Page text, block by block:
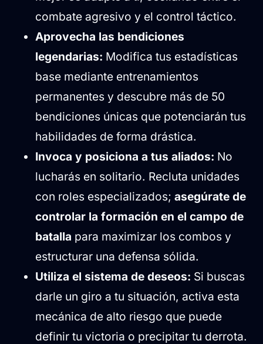
combate agresivo y el control táctico.
Aprovecha las bendiciones
legendarias: Modifica tus estadísticas
base mediante entrenamientos
permanentes y descubre más de 50
bendiciones únicas que potenciarán tus
habilidades de forma drástica.
Invoca y posiciona a tus aliados: No
lucharás en solitario. Recluta unidades
con roles especializados; asegúrate de
controlar la formación en el campo de
batalla para maximizar los combos y
estructurar una defensa sólida.
Utiliza el sistema de deseos: Si buscas
darle un giro a tu situación, activa esta
mecánica de alto riesgo que puede
definir tu victoria o precipitar tu derrota.